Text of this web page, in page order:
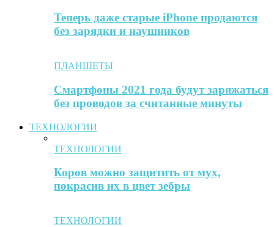
Теперь даже старые iPhone продаются
без зарядки и наушников
ПЛАНШЕТЫ
Смартфоны 2021 года будут заряжаться
без проводов за считанные минуты
ТЕХНОЛОГИИ
ТЕХНОЛОГИИ
Коров можно защитить от мух,
покрасив их в цвет зебры
ТЕХНОЛОГИИ